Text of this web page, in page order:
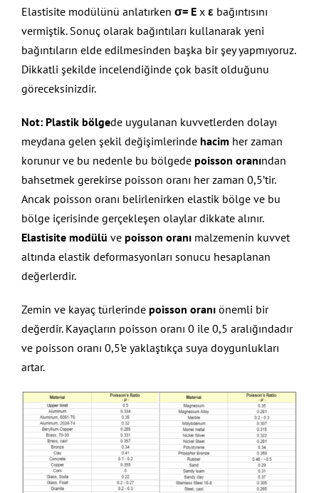
Elastisite modülünü anlatırken σ= E x ε bağıntısını
vermiştik. Sonuç olarak bağıntıları kullanarak yeni
bağıntıların elde edilmesinden başka bir şey yapmıyoruz.
Dikkatli şekilde incelendiğinde çok basit olduğunu
göreceksinizdir.
Not: Plastik bölgede uygulanan kuvvetlerden dolayı
meydana gelen şekil değişimlerinde hacim her zaman
korunur ve bu nedenle bu bölgede poisson oranından
bahsetmek gerekirse poisson oranı her zaman 0,5’tir.
Ancak poisson oranı belirlenirken elastik bölge ve bu
bölge içerisinde gerçekleşen olaylar dikkate alınır.
Elastisite modülü ve poisson oranı malzemenin kuvvet
altında elastik deformasyonları sonucu hesaplanan
değerlerdir.
Zemin ve kayaç türlerinde poisson oranı önemli bir
değerdir. Kayaçların poisson oranı 0 ile 0,5 aralığındadır
ve poisson oranı 0,5’e yaklaştıkça suya doygunlukları
artar.